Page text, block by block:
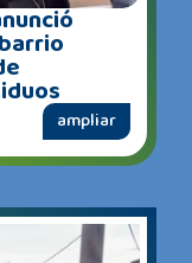
ampliar